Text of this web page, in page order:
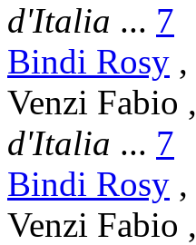
d'Italia ... 7
Bindi Rosy ,
Venzi Fabio ,
d'Italia ... 7
Bindi Rosy ,
Venzi Fabio ,